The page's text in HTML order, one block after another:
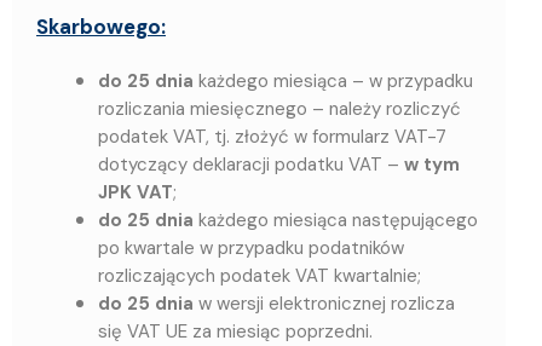
Skarbowego:
do 25 dnia każdego miesiąca – w przypadku
rozliczania miesięcznego – należy rozliczyć
podatek VAT, tj. złożyć w formularz VAT-7
dotyczący deklaracji podatku VAT – w tym
JPK VAT;
do 25 dnia każdego miesiąca następującego
po kwartale w przypadku podatników
rozliczających podatek VAT kwartalnie;
do 25 dnia w wersji elektronicznej rozlicza
się VAT UE za miesiąc poprzedni.